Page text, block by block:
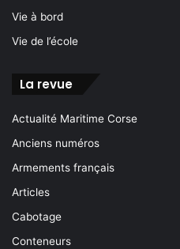
Vie à bord
Vie de l’école
La revue
Actualité Maritime Corse
Anciens numéros
Armements français
Articles
Cabotage
Conteneurs